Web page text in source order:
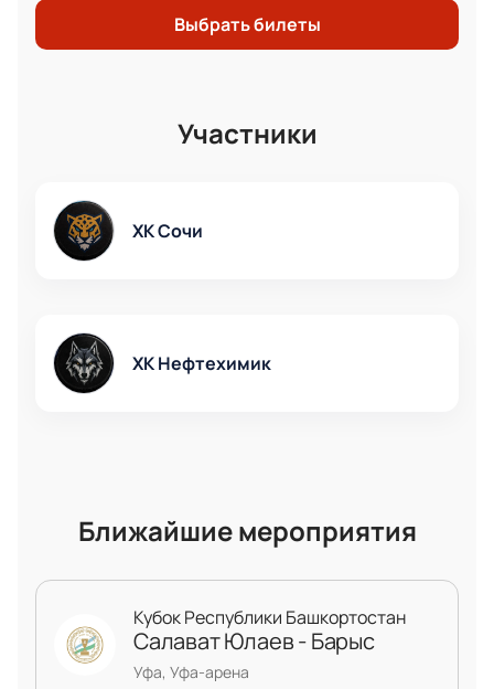
Выбрать билеты
Участники
ХК Сочи
ХК Нефтехимик
Ближайшие мероприятия
Кубок Республики Башкортостан
Салават Юлаев - Барыс
Уфа, Уфа-арена